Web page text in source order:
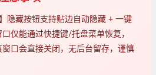
隐藏按钮支持贴边自动隐藏 + 一键
仅能通过快捷键/托盘菜单恢复，
口会直接关闭，无后台留存，谨慎